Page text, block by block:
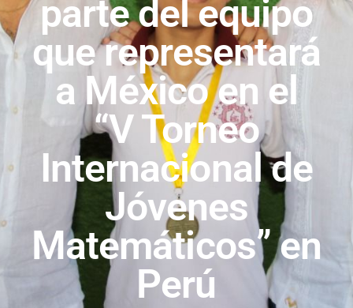
parte del equipo
que representará
a México en el
“V Torneo
Internacional de
Jóvenes
Matemáticos” en
Perú